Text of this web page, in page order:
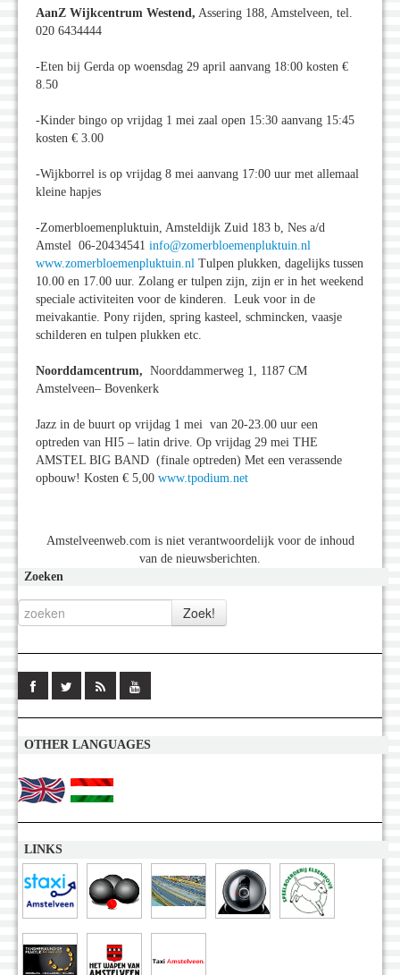
AanZ Wijkcentrum Westend, Assering 188, Amstelveen, tel.
020 6434444
-Eten bij Gerda op woensdag 29 april aanvang 18:00 kosten €
8.50
-Kinder bingo op vrijdag 1 mei zaal open 15:30 aanvang 15:45
kosten € 3.00
-Wijkborrel is op vrijdag 8 mei aanvang 17:00 uur met allemaal
kleine hapjes
-Zomerbloemenpluktuin, Amsteldijk Zuid 183 b, Nes a/d
Amstel 06-20434541 info@zomerbloemenpluktuin.nl
www.zomerbloemenpluktuin.nl Tulpen plukken, dagelijks tussen
10.00 en 17.00 uur. Zolang er tulpen zijn, zijn er in het weekend
speciale activiteiten voor de kinderen. Leuk voor in de
meivakantie. Pony rijden, spring kasteel, schmincken, vaasje
schilderen en tulpen plukken etc.
Noorddamcentrum, Noorddammerweg 1, 1187 CM
Amstelveen– Bovenkerk
Jazz in de buurt op vrijdag 1 mei van 20-23.00 uur een
optreden van HI5 – latin drive. Op vrijdag 29 mei THE
AMSTEL BIG BAND (finale optreden) Met een verassende
opbouw! Kosten € 5,00 www.tpodium.net
Amstelveenweb.com is niet verantwoordelijk voor de inhoud
van de nieuwsberichten.
Zoeken
OTHER LANGUAGES
LINKS